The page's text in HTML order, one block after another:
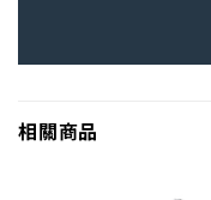
相關商品